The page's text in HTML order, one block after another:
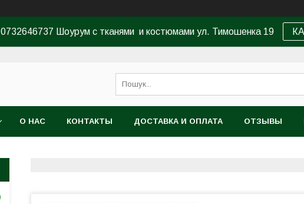
0732646737 Шоурум с тканями и костюмами ул. Тимошенка 19
О НАС КОНТАКТЫ ДОСТАВКА И ОПЛАТА ОТЗЫВЫ